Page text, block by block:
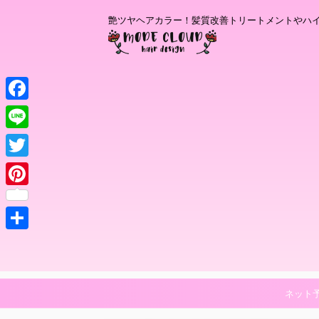
艶ツヤヘアカラー！髪質改善トリートメントやハ
ネット
F
a
c
e
b
o
k
L
i
n
e
T
w
e
r
P
r